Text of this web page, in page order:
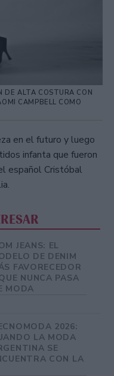
DE ALTA COSTURA CON
CAMPBELL COMO
en el futuro y luego
infanta que fueron
español Cristóbal
JEANS: EL
DE DENIM
FAVORECEDOR
NUNCA PASA
MODA
2026:
LA MODA
SE
CON LA